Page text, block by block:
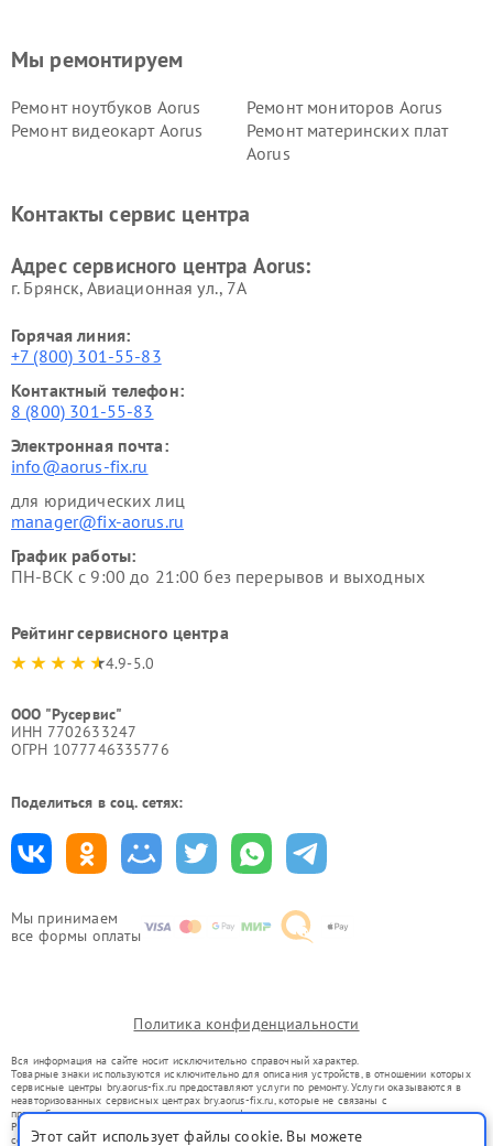
Мы принимаем
все формы оплаты
Мы ремонтируем
Ремонт ноутбуков Aorus
Ремонт мониторов Aorus
Ремонт видеокарт Aorus
Ремонт материнских плат
Aorus
Контакты сервис центра
Адрес сервисного центра Aorus:
г. Брянск, Авиационная ул., 7А
Горячая линия:
+7 (800) 301-55-83
Контактный телефон:
8 (800) 301-55-83
Электронная почта:
info@aorus-fix.ru
для юридических лиц
manager@fix-aorus.ru
График работы:
ПН-ВСК с 9:00 до 21:00 без перерывов и выходных
Рейтинг сервисного центра
4.9-5.0
ООО "Русервис"
ИНН 7702633247
ОГРН 1077746335776
Поделиться в соц. сетях:
Политика конфиденциальности
Вся информация на сайте носит исключительно справочный характер.
Товарные знаки используются исключительно для описания устройств, в отношении которых
сервисные центры bry.aorus-fix.ru предоставляют услуги по ремонту. Услуги оказываются в
неавторизованных сервисных центрах bry.aorus-fix.ru, которые не связаны с
правообладателями товарных знаков или их официальными представителями.
Ремонт осуществляется для устройств, уже введенных в гражданский оборот в соответствии
со статьей 1487 ГК РФ.
Этот сайт использует файлы cookie. Вы можете